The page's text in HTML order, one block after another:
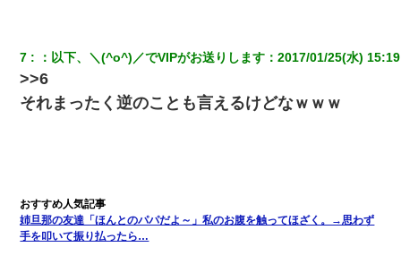
我が家のガレージに見知らぬ車。俺「もしもし、玄関にもシャッ
ターリモコンあるだろ？DOWNのボタン押してｗ」→ 待つこと１
時間弱・・・
安だ）→ 仕事を早退して帰宅すると、嫁と嫁両親と知らない男が
２人・・・
7 ： 以下、＼(^o^)／でVIPがお送りします ：2017/01/25(水)
>>6
それまったく逆のことも言えるけどなｗｗｗ
姉旦那の友達「ほんとのパパだよ～」私のお腹を触ってほざく。→思わず
手を叩いて振り払ったら…